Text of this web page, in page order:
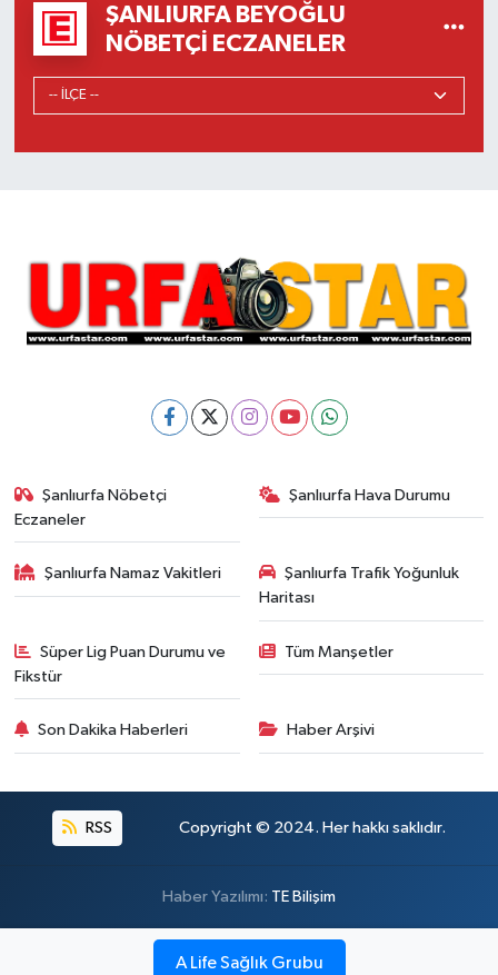
ŞANLIURFA BEYOĞLU
NÖBETÇI ECZANELER
Şanlıurfa Nöbetçi
Eczaneler
Şanlıurfa Hava Durumu
Şanlıurfa Namaz Vakitleri
Şanlıurfa Trafik Yoğunluk
Haritası
Süper Lig Puan Durumu ve
Fikstür
Tüm Manşetler
Son Dakika Haberleri Haber Arşivi
RSS Copyright © 2024. Her hakkı saklıdır.
Haber Yazılımı: TE Bilişim
A Life Sağlık Grubu